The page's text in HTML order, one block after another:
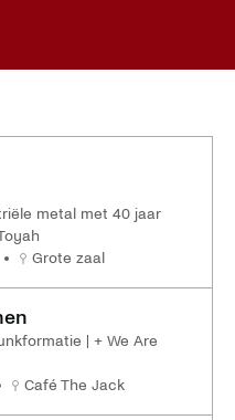
metal met 40 jaar
Grote zaal
| + We Are
Café The Jack